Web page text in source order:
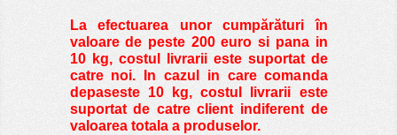
La efectuarea unor cumpărături în
valoare de peste200 euro si pana in
10 kg, costul livrarii este suportat de
catre noi. In cazul in care comanda
depaseste 10 kg, costul livrarii este
suportat de catre client indiferent de
valoarea totala a produselor.